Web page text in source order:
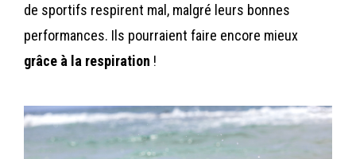
de sportifs respirent mal, malgré leurs bonnes
performances. Ils pourraient faire encore mieux
grâce à la respiration !